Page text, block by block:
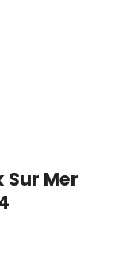
Sur Mer